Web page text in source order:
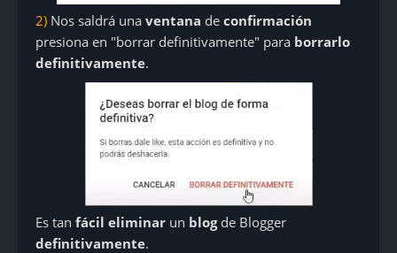
2) Nos saldrá una ventana de confirmación
presiona en "borrar definitivamente" para borrarlo
definitivamente.
Es tan fácil eliminar un blog de Blogger
definitivamente.